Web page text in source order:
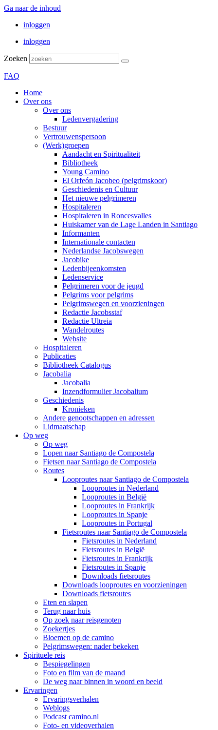
Ga naar de inhoud
inloggen
inloggen
Zoeken
FAQ
Home
Over ons
Over ons
Ledenvergadering
Bestuur
Vertrouwenspersoon
(Werk)groepen
Aandacht en Spiritualiteit
Bibliotheek
Young Camino
El Orfeón Jacobeo (pelgrimskoor)
Geschiedenis en Cultuur
Het nieuwe pelgrimeren
Hospitaleren
Hospitaleren in Roncesvalles
Huiskamer van de Lage Landen in Santiago
Informanten
Internationale contacten
Nederlandse Jacobswegen
Jacobike
Ledenbijeenkomsten
Ledenservice
Pelgrimeren voor de jeugd
Pelgrims voor pelgrims
Pelgrimswegen en voorzieningen
Redactie Jacobsstaf
Redactie Ultreia
Wandelroutes
Website
Hospitaleren
Publicaties
Bibliotheek Catalogus
Jacobalia
Jacobalia
Inzendformulier Jacobalium
Geschiedenis
Kronieken
Andere genootschappen en adressen
Lidmaatschap
Op weg
Op weg
Lopen naar Santiago de Compostela
Fietsen naar Santiago de Compostela
Routes
Looproutes naar Santiago de Compostela
Looproutes in Nederland
Looproutes in België
Looproutes in Frankrijk
Looproutes in Spanje
Looproutes in Portugal
Fietsroutes naar Santiago de Compostela
Fietsroutes in Nederland
Fietsroutes in België
Fietsroutes in Frankrijk
Fietsroutes in Spanje
Downloads fietsroutes
Downloads looproutes en voorzieningen
Downloads fietsroutes
Eten en slapen
Terug naar huis
Op zoek naar reisgenoten
Zoekertjes
Bloemen op de camino
Pelgrimswegen: nader bekeken
Spirituele reis
Bespiegelingen
Foto en film van de maand
De weg naar binnen in woord en beeld
Ervaringen
Ervaringsverhalen
Weblogs
Podcast camino.nl
Foto- en videoverhalen